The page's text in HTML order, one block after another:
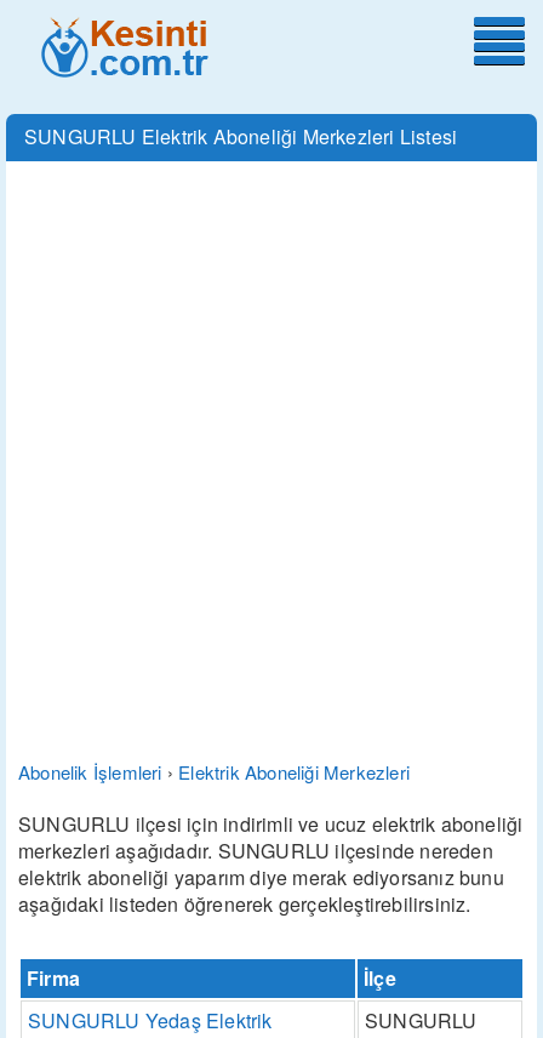
SUNGURLU Elektrik Aboneliği Merkezleri Listesi
Abonelik İşlemleri › Elektrik Aboneliği Merkezleri
SUNGURLU ilçesi için indirimli ve ucuz elektrik aboneliği
merkezleri aşağıdadır. SUNGURLU ilçesinde nereden
elektrik aboneliği yaparım diye merak ediyorsanız bunu
aşağıdaki listeden öğrenerek gerçekleştirebilirsiniz.
Firma
İlçe
SUNGURLU Yedaş Elektrik
SUNGURLU